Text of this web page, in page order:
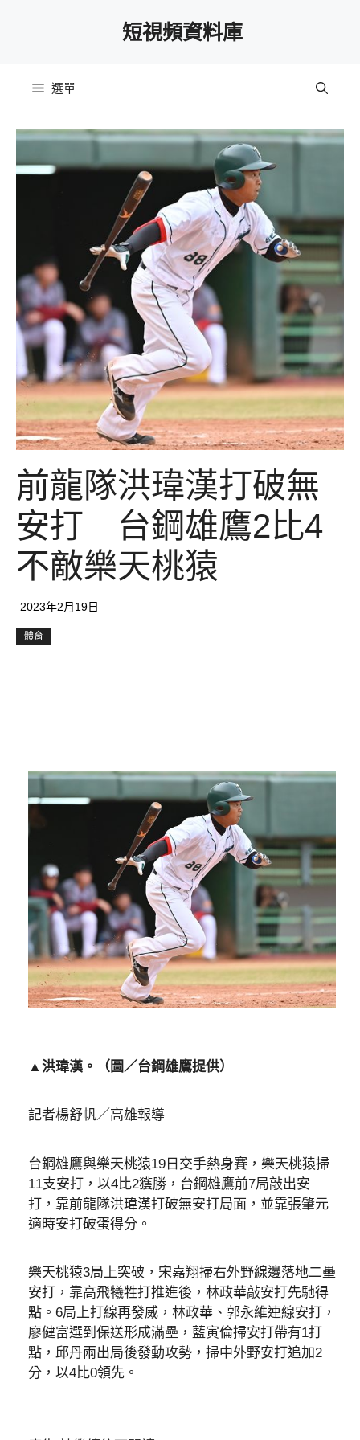
短視頻資料庫
選單
前龍隊洪瑋漢打破無
安打 台鋼雄鷹2比4
不敵樂天桃猿
2023年2月19日
體育
▲洪瑋漢。（圖／台鋼雄鷹提供）
記者楊舒帆／高雄報導
台鋼雄鷹與樂天桃猿19日交手熱身賽，樂天桃猿掃
11支安打，以4比2獲勝，台鋼雄鷹前7局敲出安
打，靠前龍隊洪瑋漢打破無安打局面，並靠張肇元
適時安打破蛋得分。
樂天桃猿3局上突破，宋嘉翔掃右外野線邊落地二壘
安打，靠高飛犧牲打推進後，林政華敲安打先馳得
點。6局上打線再發威，林政華、郭永維連線安打，
廖健富選到保送形成滿壘，藍寅倫掃安打帶有1打
點，邱丹兩出局後發動攻勢，掃中外野安打追加2
分，以4比0領先。